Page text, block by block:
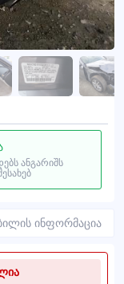
ანგარიშს
ინფორმაცია